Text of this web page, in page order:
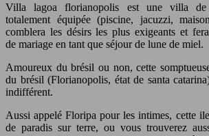
Villa lagoa florianopolis est une villa de
totalement équipée (piscine, jacuzzi,
comblera les désirs les plus exigeants et
de mariage en tant que séjour de lune de miel.
Amoureux du brésil ou non, cette
du brésil (Florianopolis, état de santa
indifférent.
Aussi appelé Floripa pour les intimes, cette
de paradis sur terre, ou vous trouverez